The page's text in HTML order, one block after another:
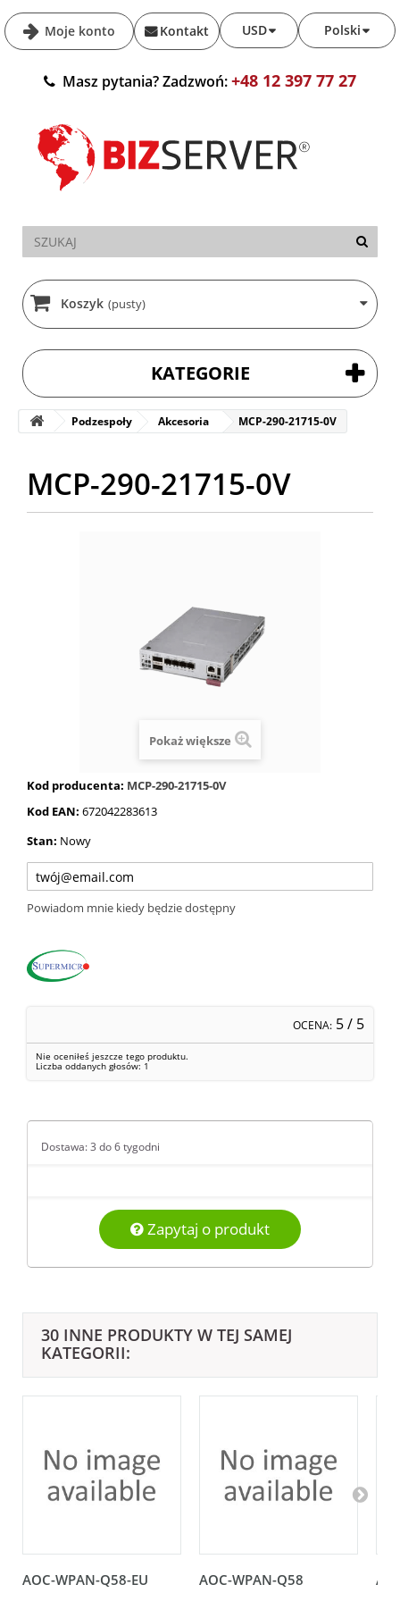
Moje konto Polski
USD
Kontakt
Masz pytania? Zadzwoń:+48 12 397 77 27
Koszyk (pusty)
KATEGORIE
Podzespoły Akcesoria MCP-290-21715-0V
MCP-290-21715-0V
Pokaż większe
Kod producenta: MCP-290-21715-0V
Kod EAN: 672042283613
Stan: Nowy
Powiadom mnie kiedy będzie dostępny
OCENA: 5/ 5
Nie oceniłeś jeszcze tego produktu.
Liczba oddanych głosów: 1
Dostawa: 3 do 6 tygodni
Zapytaj o produkt
30 INNE PRODUKTY W TEJ SAMEJ
KATEGORII:
AOC-WPAN-Q58-EU AOC-WPAN-Q58